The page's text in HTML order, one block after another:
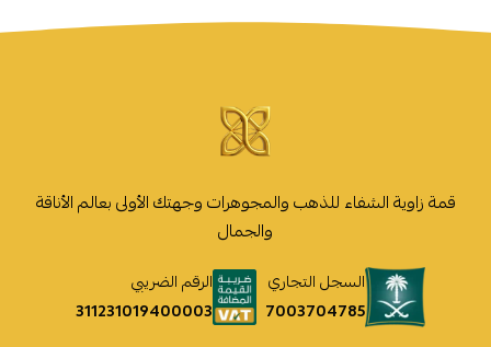
قمة زاوية الشفاء للذهب والمجوهرات وجهتك الأولى بعالم الأناقة
والجمال
السجل التجاري
7003704785
الرقم الضريبي
311231019400003